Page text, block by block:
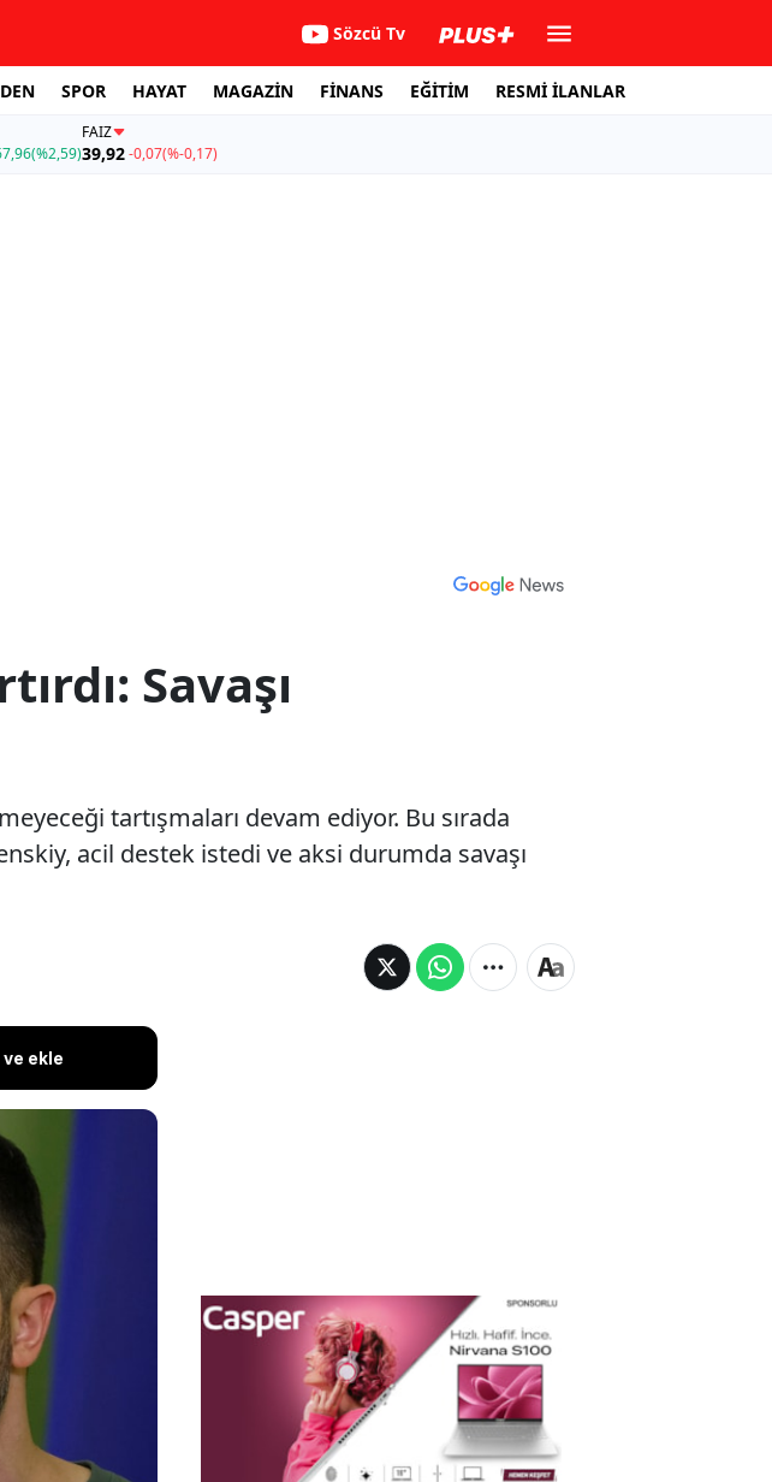
Sözcü Tv
SPOR HAYAT MAGAZİN FİNANS EĞİTİM RESMİ İLANLAR
(%2,59)
FAİZ
39,92-0,07(%-0,17)
Savaşı
tartışmaları devam ediyor. Bu sırada
acil destek istedi ve aksi durumda savaşı
ve ekle
geçip
Washington’a
acil destek
belirtti.